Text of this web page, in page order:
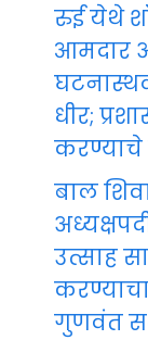
रुई येथे
आमदार
धीर;
करण्याचे
बाल
उत्साह
करण्याचा
गुणवंत